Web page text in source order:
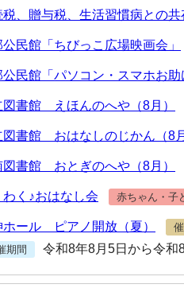
税、贈与税、生活習慣病との共
民館「ちびっこ広場映画会」
公民館「パソコン・スマホお
図書館 えほんのへや（8月）
図書館 おはなしのじかん（8月
図書館 おとぎのへや（8月）
わく♪おはなし会 赤ちゃん・子
ホール ピアノ開放（夏）
期間
令和8年8月5日から令和